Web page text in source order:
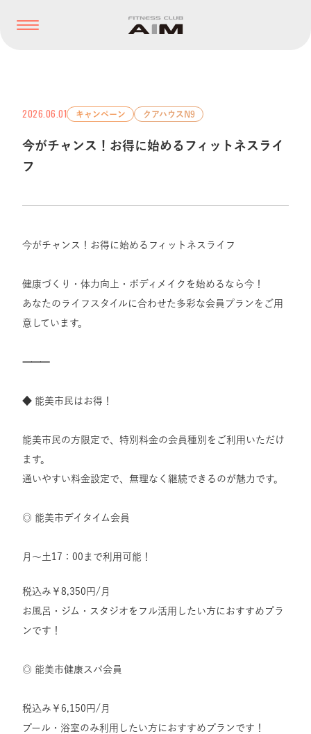
2026.06.01 キャンペーン クアハウスN9
今がチャンス！お得に始めるフィットネスライ
フ
今がチャンス！お得に始めるフィットネスライフ
健康づくり・体力向上・ボディメイクを始めるなら今！
あなたのライフスタイルに合わせた多彩な会員プランをご用
意しています。
⸻
◆ 能美市民はお得！
能美市民の方限定で、特別料金の会員種別をご利用いただけ
ます。
通いやすい料金設定で、無理なく継続できるのが魅力です。
◎ 能美市デイタイム会員
月～土17：00まで利用可能！
税込み￥8,350円/月
お風呂・ジム・スタジオをフル活用したい方におすすめプラ
ンです！
◎ 能美市健康スパ会員
税込み￥6,150円/月
プール・浴室のみ利用したい方におすすめプランです！